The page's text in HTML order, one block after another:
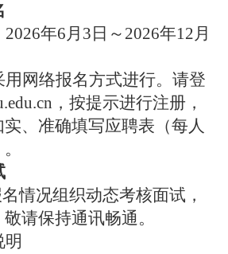
2026年6月 3 日～ 2026年12月
用网络报名方式进行。请登
，按提示进行注册，
、准确填写应聘表（每人
情况组织动态考核面试，
请保持通讯畅通。
明